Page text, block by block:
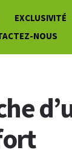
EXCLUSIVITÉ
NOUS